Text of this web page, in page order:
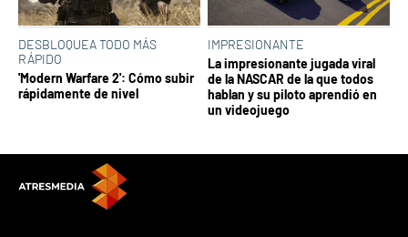
DESBLOQUEA TODO MÁS
RÁPIDO
'Modern Warfare 2': Cómo subir
rápidamente de nivel
IMPRESIONANTE
La impresionante jugada viral
de la NASCAR de la que todos
hablan y su piloto aprendió en
un videojuego